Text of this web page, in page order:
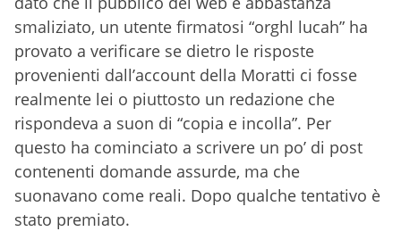
smaliziato, un utente firmatosi “orghl lucah” ha
provato a verificare se dietro le risposte
provenienti dall’account della Moratti ci fosse
realmente lei o piuttosto un redazione che
rispondeva a suon di “copia e incolla”. Per
questo ha cominciato a scrivere un po’ di post
contenenti domande assurde, ma che
suonavano come reali. Dopo qualche tentativo è
stato premiato.